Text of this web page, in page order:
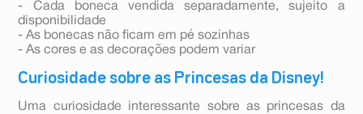
- Cada boneca vendida separadamente, sujeito a
disponibilidade
- As bonecas não ficam em pé sozinhas
- As cores e as decorações podem variar
Curiosidade sobre as Princesas da Disney!
Uma curiosidade interessante sobre as princesas da